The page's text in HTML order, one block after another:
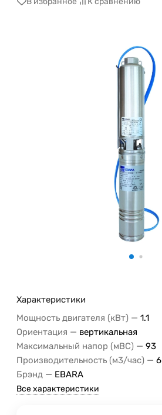
Характеристики
Мощность двигателя (кВт) — 1.1
Ориентация — вертикальная
Максимальный напор (мВС) — 93
Производительность (м3/час) — 6
Брэнд — EBARA
Все характеристики